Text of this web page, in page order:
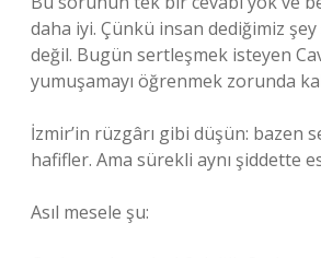
daha iyi. Çünkü insan dediğimiz
değil. Bugün sertleşmek isteyen
yumuşamayı öğrenmek zorunda
İzmir’in rüzgârı gibi düşün: bazen
hafifler. Ama sürekli aynı şiddette
Asıl mesele şu: